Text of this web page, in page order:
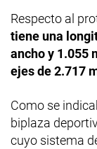
Respecto al
tiene una
ancho y 1.055
ejes de 2.717
Como se
biplaza
cuyo sistema